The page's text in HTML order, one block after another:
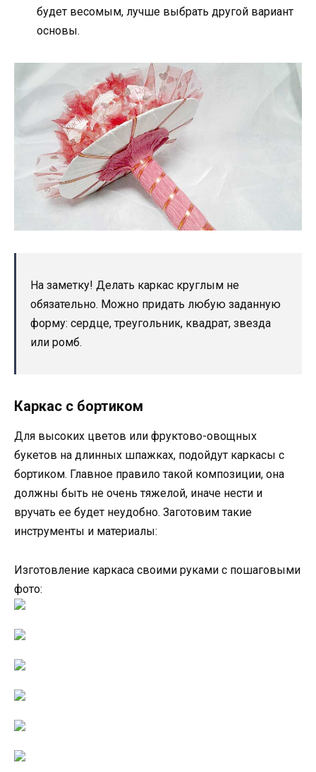
будет весомым, лучше выбрать другой вариант
основы.
На заметку! Делать каркас круглым не
обязательно. Можно придать любую заданную
форму: сердце, треугольник, квадрат, звезда
или ромб.
Каркас с бортиком
Для высоких цветов или фруктово-овощных
букетов на длинных шпажках, подойдут каркасы с
бортиком. Главное правило такой композиции, она
должны быть не очень тяжелой, иначе нести и
вручать ее будет неудобно. Заготовим такие
инструменты и материалы:
Изготовление каркаса своими руками с пошаговыми
фото: